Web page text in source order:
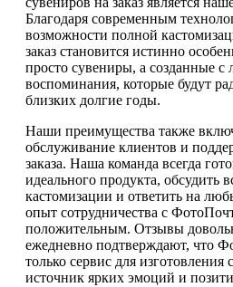
Благодаря современным
возможности полной
заказ становится истинно
просто сувениры, а созданные с
воспоминания, которые будут
близких долгие годы.
Наши преимущества также
обслуживание клиентов и
заказа. Наша команда всегда
идеального продукта, обсудить
кастомизации и ответить на
опыт сотрудничества с
положительным. Отзывы
ежедневно подтверждают, что
только сервис для изготовления
источник ярких эмоций и